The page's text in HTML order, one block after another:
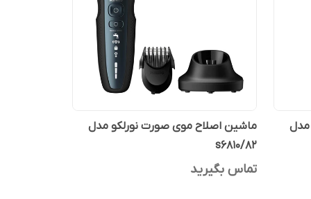
مدل
ماشین اصلاح موی صورت نورلکو مدل
s6810/82
تماس بگیرید